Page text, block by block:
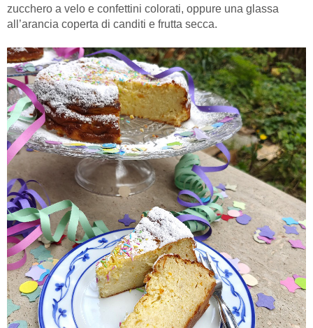
zucchero a velo e confettini colorati, oppure una glassa
all’arancia coperta di canditi e frutta secca.